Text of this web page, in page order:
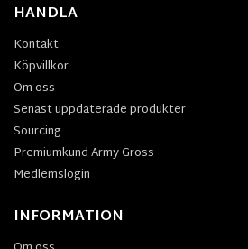
HANDLA
Kontakt
Köpvillkor
Om oss
Senast uppdaterade produkter
Sourcing
Premiumkund Army Gross
Medlemslogin
INFORMATION